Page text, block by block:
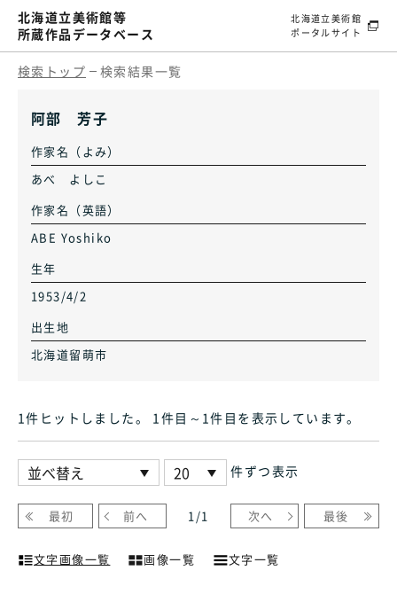
北海道立美術館等
所蔵作品データベース
北海道立美術館
ポータルサイト
検索トップ 検索結果一覧
阿部 芳子
作家名（よみ）
あべ よしこ
作家名（英語）
ABE Yoshiko
生年
1953/4/2
出生地
北海道留萌市
1件ヒット しました。 1件目～1件目 を表示しています。
件ずつ表示
最初 前へ 1 /1 次へ 最後
文字画像一覧 画像一覧 文字一覧